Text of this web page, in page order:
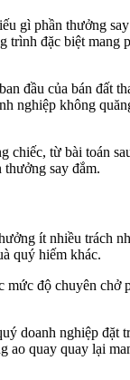
gì phần thưởng
trình đặc biệt
đầu của bán đất
nghiệp không
chiếc, từ bài toán
say đắm.
ít nhiều trách
quý hiếm khác.
độ chuyên chở
doanh nghiệp đặt
ao quay quay lại